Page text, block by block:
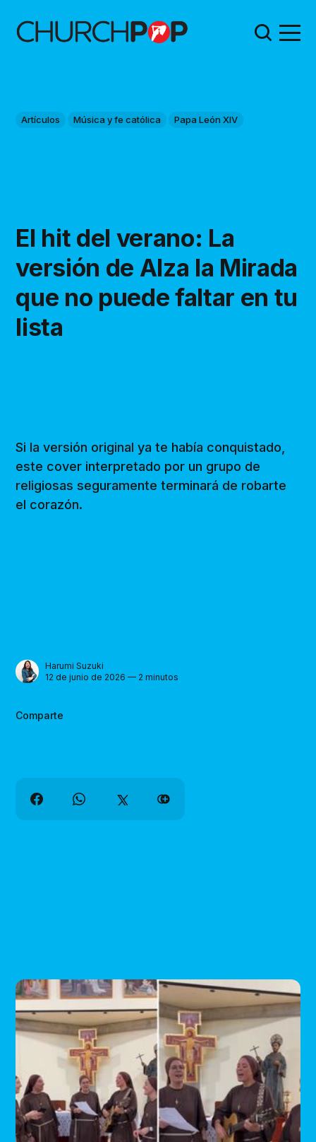
Artículos Música y fe católica Papa León XIV
El hit del verano: La
versión de Alza la Mirada
que no puede faltar en tu
lista
Si la versión original ya te había conquistado,
este cover interpretado por un grupo de
religiosas seguramente terminará de robarte
el corazón.
Harumi Suzuki
12 de junio de 2026 — 2 minutos
Comparte